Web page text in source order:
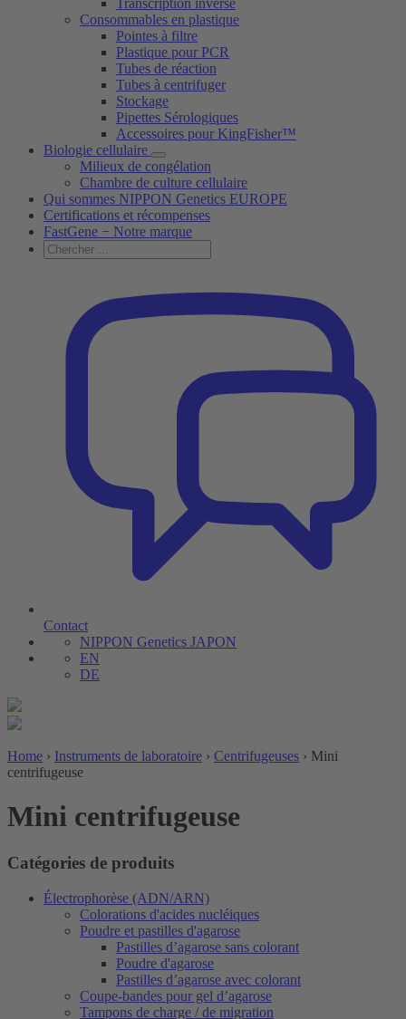
Transcription inverse
Consommables en plastique
Pointes à filtre
Plastique pour PCR
Tubes de réaction
Tubes à centrifuger
Stockage
Pipettes Sérologiques
Accessoires pour KingFisher™
Biologie cellulaire
Milieux de congélation
Chambre de culture cellulaire
Qui sommes NIPPON Genetics EUROPE
Certifications et récompenses
FastGene − Notre marque
Contact
NIPPON Genetics JAPON
EN
DE
Home › Instruments de laboratoire › Centrifugeuses › Mini
centrifugeuse
Mini centrifugeuse
Catégories de produits
Électrophorèse (ADN/ARN)
Colorations d'acides nucléiques
Poudre et pastilles d'agarose
Pastilles d’agarose sans colorant
Poudre d'agarose
Pastilles d’agarose avec colorant
Coupe-bandes pour gel d’agarose
Tampons de charge / de migration